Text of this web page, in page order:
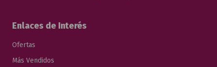
Enlaces de Interés
Ofertas
Más Vendidos